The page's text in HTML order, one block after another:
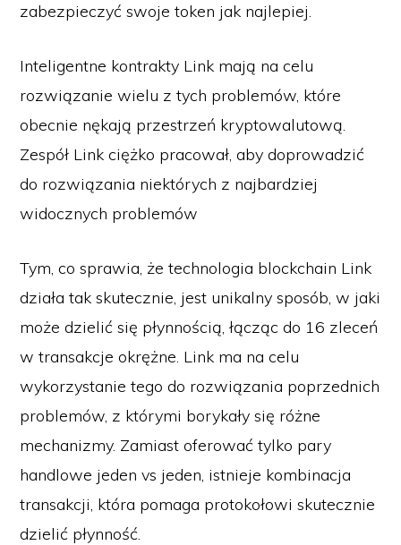
zabezpieczyć swoje token jak najlepiej.
Inteligentne kontrakty Link mają na celu
rozwiązanie wielu z tych problemów, które
obecnie nękają przestrzeń kryptowalutową.
Zespół Link ciężko pracował, aby doprowadzić
do rozwiązania niektórych z najbardziej
widocznych problemów
Tym, co sprawia, że technologia blockchain Link
działa tak skutecznie, jest unikalny sposób, w jaki
może dzielić się płynnością, łącząc do 16 zleceń
w transakcje okrężne. Link ma na celu
wykorzystanie tego do rozwiązania poprzednich
problemów, z którymi borykały się różne
mechanizmy. Zamiast oferować tylko pary
handlowe jeden vs jeden, istnieje kombinacja
transakcji, która pomaga protokołowi skutecznie
dzielić płynność.